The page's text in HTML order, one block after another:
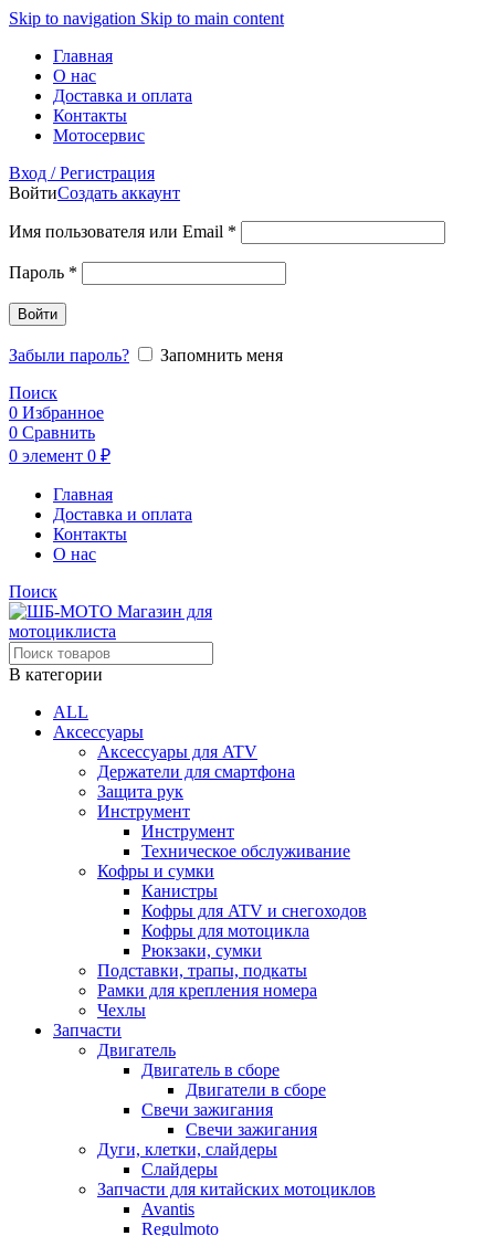
Skip to navigation Skip to main content
Главная
О нас
Доставка и оплата
Контакты
Мотосервис
Вход / Регистрация
ВойтиСоздать аккаунт
Имя пользователя или Email *
Пароль *
Войти
Забыли пароль?
Запомнить меня
Поиск
0 Избранное
0 Сравнить
0 элемент 0 ₽
Главная
Доставка и оплата
Контакты
О нас
Поиск
В категории
ALL
Аксессуары
Аксессуары для ATV
Держатели для смартфона
Защита рук
Инструмент
Инструмент
Техническое обслуживание
Кофры и сумки
Канистры
Кофры для ATV и снегоходов
Кофры для мотоцикла
Рюкзаки, сумки
Подставки, трапы, подкаты
Рамки для крепления номера
Чехлы
Запчасти
Двигатель
Двигатель в сборе
Двигатели в сборе
Свечи зажигания
Свечи зажигания
Дуги, клетки, слайдеры
Слайдеры
Запчасти для китайских мотоциклов
Avantis
Regulmoto